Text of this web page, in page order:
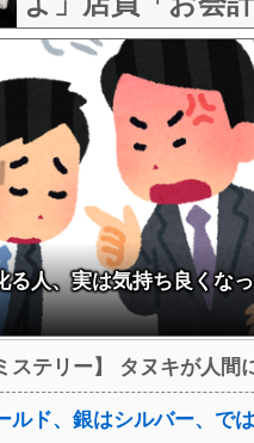
う』なったんだ
る人、実は気持ち良くな
ステリー】 タヌキが人
ルド、銀はシルバー、